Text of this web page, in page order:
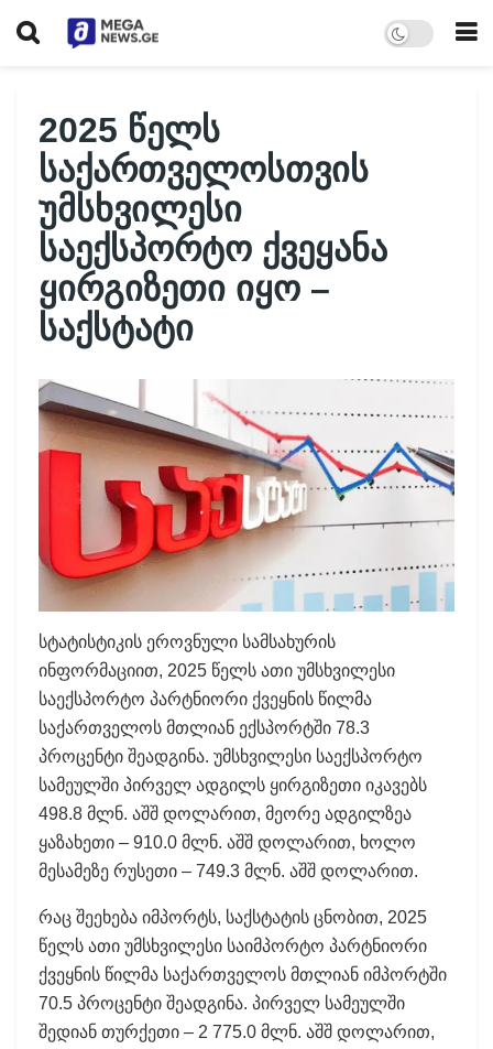
2025 წელს
საქართველოსთვის
უმსხვილესი
საექსპორტო ქვეყანა
ყირგიზეთი იყო –
საქსტატი
სტატისტიკის ეროვნული სამსახურის
ინფორმაციით, 2025 წელს ათი უმსხვილესი
საექსპორტო პარტნიორი ქვეყნის წილმა
საქართველოს მთლიან ექსპორტში 78.3
პროცენტი შეადგინა. უმსხვილესი საექსპორტო
სამეულში პირველ ადგილს ყირგიზეთი იკავებს
498.8 მლნ. აშშ დოლარით, მეორე ადგილზეა
ყაზახეთი – 910.0 მლნ. აშშ დოლარით, ხოლო
მესამეზე რუსეთი – 749.3 მლნ. აშშ დოლარით.
რაც შეეხება იმპორტს, საქსტატის ცნობით, 2025
წელს ათი უმსხვილესი საიმპორტო პარტნიორი
ქვეყნის წილმა საქართველოს მთლიან იმპორტში
70.5 პროცენტი შეადგინა. პირველ სამეულში
შედიან თურქეთი – 2 775.0 მლნ. აშშ დოლარით,